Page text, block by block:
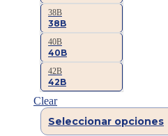
38B
38B
40B
40B
42B
42B
Clear
Seleccionar opciones